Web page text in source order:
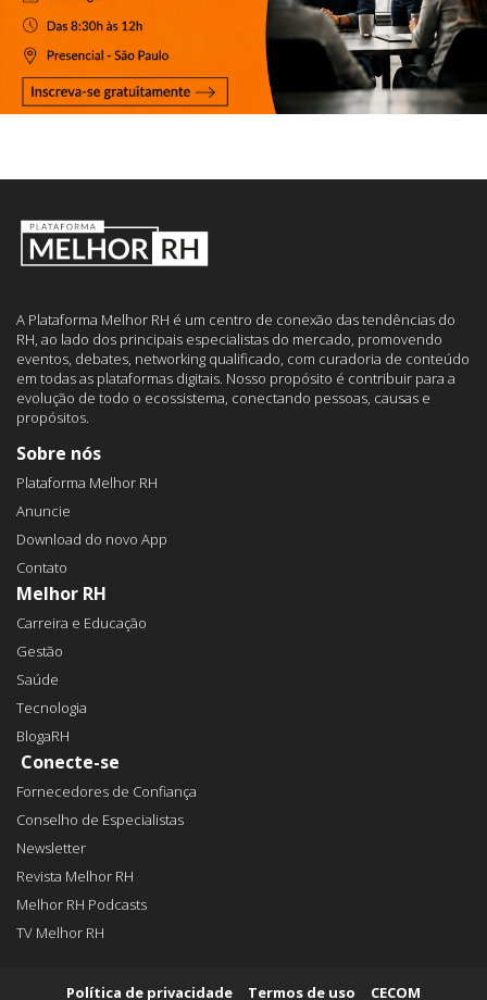
A Plataforma Melhor RH é um centro de conexão das tendências do
RH, ao lado dos principais especialistas do mercado, promovendo
eventos, debates, networking qualificado, com curadoria de conteúdo
em todas as plataformas digitais. Nosso propósito é contribuir para a
evolução de todo o ecossistema, conectando pessoas, causas e
propósitos.
Sobre nós
Plataforma Melhor RH
Anuncie
Download do novo App
Contato
Melhor RH
Carreira e Educação
Gestão
Saúde
Tecnologia
BlogaRH
Conecte-se
Fornecedores de Confiança
Conselho de Especialistas
Newsletter
Revista Melhor RH
Melhor RH Podcasts
TV Melhor RH
Política de privacidade Termos de uso CECOM